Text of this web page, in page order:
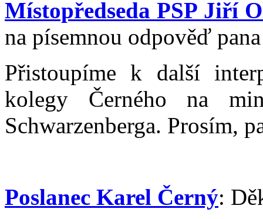
Místopředseda PSP Jiří
na písemnou odpověď
Přistoupíme k další
kolegy Černého na
Schwarzenberga. Prosím,
Poslanec Karel Černý: